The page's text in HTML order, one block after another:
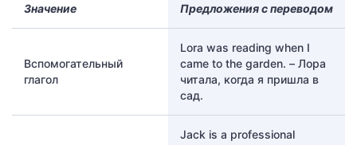
Значение Предложения с переводом
Вспомогательный
глагол
Lora was reading when I
came to the garden. – Лора
читала, когда я пришла в
сад.
Jack is a professional